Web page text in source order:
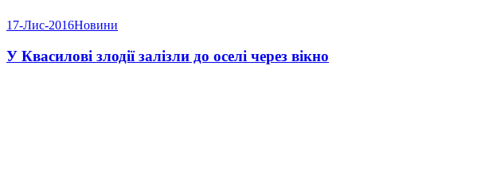
17-Лис-2016Новини
У Квасилові злодії залізли до оселі через вікно